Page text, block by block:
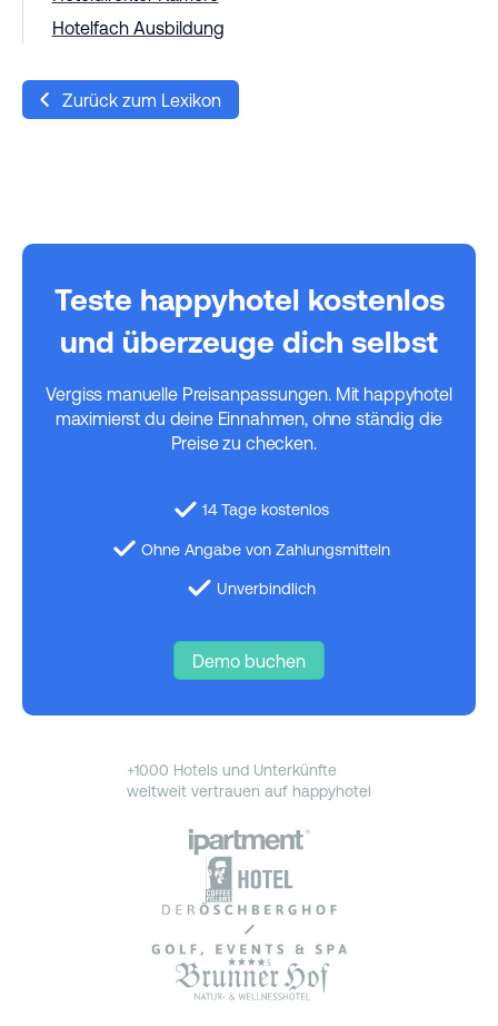
Hotelfach Ausbildung
Zurück zum Lexikon
Teste happyhotel kostenlos
und überzeuge dich selbst
Vergiss manuelle Preisanpassungen. Mit happyhotel
maximierst du deine Einnahmen, ohne ständig die
Preise zu checken.
14 Tage kostenlos
Ohne Angabe von Zahlungsmitteln
Unverbindlich
Demo buchen
+1000 Hotels und Unterkünfte
weltweit vertrauen auf happyhotel